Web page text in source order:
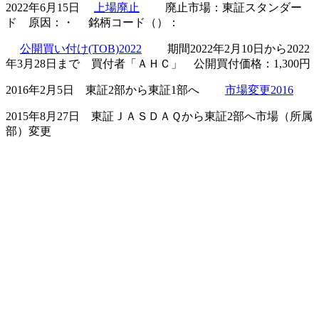
2022年6月15日 上場廃止
廃止市場：東証スタンダー
ド 原因：・ 銘柄コード（）：
公開買い付け(TOB)2022
期間2022年2月10日から2022
年3月28日まで 買付者「ＡＨＣ」 公開買付価格：1,300円
2016年2月5日 東証2部から東証1部へ 市場変更2016
2015年8月27日 東証ＪＡＳＤＡＱから東証2部へ市場（所属
部）変更